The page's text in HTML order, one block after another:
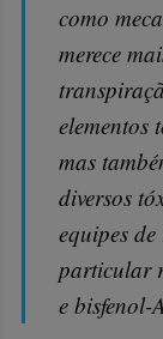
como
merece
elementos
mas
diversos
equipes
particular
e bisfenol-